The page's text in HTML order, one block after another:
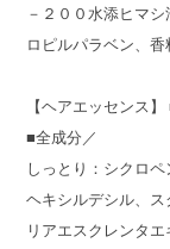
－２００水添ヒマ
ロピルパラベン、香
【ヘアエッセンス
■全成分／
しっとり：シクロ
ヘキシルデシル、
リアエスクレンタ